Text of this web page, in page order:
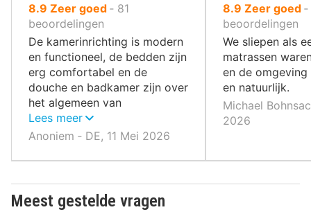
8.9 uit
10
,
Zeer goed ‐ 81
beoordelingen
De kamerinrichting is modern
en functioneel, de bedden zijn
erg comfortabel en de
douche en badkamer zijn over
het algemeen van
topkwaliteit!
Lees meer
Anoniem ‐ DE, 11 Mei 2026
8.9 uit
10
,
Zeer goed ‐
beoordelingen
We sliepen als
matrassen
en de
en natuurlijk.
Michael
2026
Meest gestelde vragen